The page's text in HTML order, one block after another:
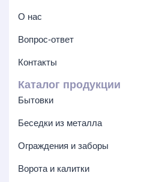
О нас
Вопрос-ответ
Контакты
Каталог продукции
Бытовки
Беседки из металла
Ограждения и заборы
Ворота и калитки